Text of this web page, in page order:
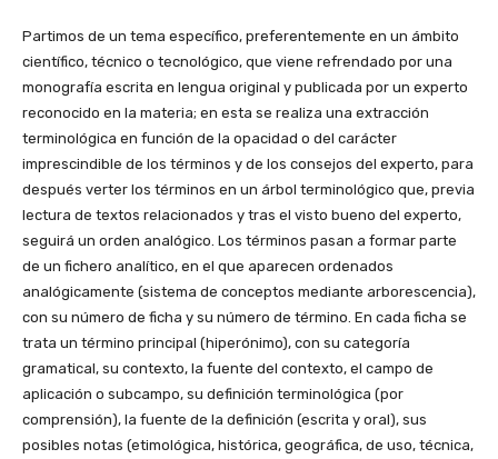
Partimos de un tema específico, preferentemente en un ámbito
científico, técnico o tecnológico, que viene refrendado por una
monografía escrita en lengua original y publicada por un experto
reconocido en la materia; en esta se realiza una extracción
terminológica en función de la opacidad o del carácter
imprescindible de los términos y de los consejos del experto, para
después verter los términos en un árbol terminológico que, previa
lectura de textos relacionados y tras el visto bueno del experto,
seguirá un orden analógico. Los términos pasan a formar parte
de un fichero analítico, en el que aparecen ordenados
analógicamente (sistema de conceptos mediante arborescencia),
con su número de ficha y su número de término. En cada ficha se
trata un término principal (hiperónimo), con su categoría
gramatical, su contexto, la fuente del contexto, el campo de
aplicación o subcampo, su definición terminológica (por
comprensión), la fuente de la definición (escrita y oral), sus
posibles notas (etimológica, histórica, geográfica, de uso, técnica,